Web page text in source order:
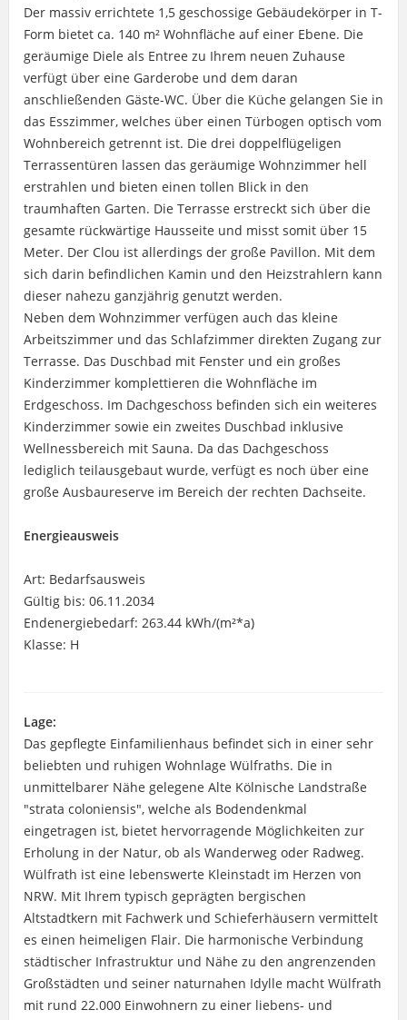
Der massiv errichtete 1,5 geschossige Gebäudekörper in T-
Form bietet ca. 140 m² Wohnfläche auf einer Ebene. Die
geräumige Diele als Entree zu Ihrem neuen Zuhause
verfügt über eine Garderobe und dem daran
anschließenden Gäste-WC. Über die Küche gelangen Sie in
das Esszimmer, welches über einen Türbogen optisch vom
Wohnbereich getrennt ist. Die drei doppelflügeligen
Terrassentüren lassen das geräumige Wohnzimmer hell
erstrahlen und bieten einen tollen Blick in den
traumhaften Garten. Die Terrasse erstreckt sich über die
gesamte rückwärtige Hausseite und misst somit über 15
Meter. Der Clou ist allerdings der große Pavillon. Mit dem
sich darin befindlichen Kamin und den Heizstrahlern kann
dieser nahezu ganzjährig genutzt werden.
Neben dem Wohnzimmer verfügen auch das kleine
Arbeitszimmer und das Schlafzimmer direkten Zugang zur
Terrasse. Das Duschbad mit Fenster und ein großes
Kinderzimmer komplettieren die Wohnfläche im
Erdgeschoss. Im Dachgeschoss befinden sich ein weiteres
Kinderzimmer sowie ein zweites Duschbad inklusive
Wellnessbereich mit Sauna. Da das Dachgeschoss
lediglich teilausgebaut wurde, verfügt es noch über eine
große Ausbaureserve im Bereich der rechten Dachseite.
Energieausweis
Art: Bedarfsausweis
Gültig bis: 06.11.2034
Endenergiebedarf: 263.44 kWh/(m²*a)
Klasse: H
Lage:
Das gepflegte Einfamilienhaus befindet sich in einer sehr
beliebten und ruhigen Wohnlage Wülfraths. Die in
unmittelbarer Nähe gelegene Alte Kölnische Landstraße
"strata coloniensis", welche als Bodendenkmal
eingetragen ist, bietet hervorragende Möglichkeiten zur
Erholung in der Natur, ob als Wanderweg oder Radweg.
Wülfrath ist eine lebenswerte Kleinstadt im Herzen von
NRW. Mit Ihrem typisch geprägten bergischen
Altstadtkern mit Fachwerk und Schieferhäusern vermittelt
es einen heimeligen Flair. Die harmonische Verbindung
städtischer Infrastruktur und Nähe zu den angrenzenden
Großstädten und seiner naturnahen Idylle macht Wülfrath
mit rund 22.000 Einwohnern zu einer liebens- und